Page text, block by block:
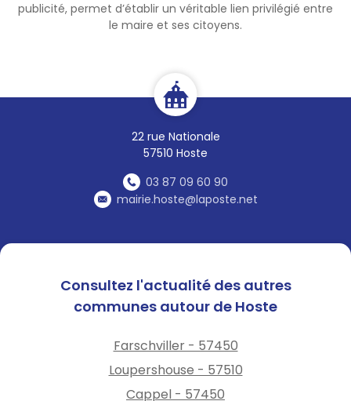
publicité, permet d’établir un véritable lien privilégié entre
le maire et ses citoyens.
22 rue Nationale
57510 Hoste
03 87 09 60 90
mairie.hoste@laposte.net
Consultez l'actualité des autres
communes autour de Hoste
Farschviller - 57450
Loupershouse - 57510
Cappel - 57450